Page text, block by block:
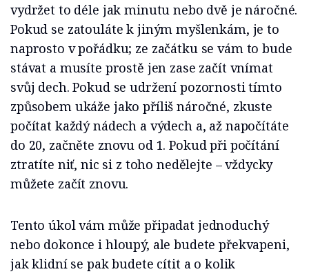
vydržet to déle jak minutu nebo dvě je náročné.
Pokud se zatouláte k jiným myšlenkám, je to
naprosto v pořádku; ze začátku se vám to bude
stávat a musíte prostě jen zase začít vnímat
svůj dech. Pokud se udržení pozornosti tímto
způsobem ukáže jako příliš náročné, zkuste
počítat každý nádech a výdech a, až napočítáte
do 20, začněte znovu od 1. Pokud při počítání
ztratíte niť, nic si z toho nedělejte – vždycky
můžete začít znovu.
Tento úkol vám může připadat jednoduchý
nebo dokonce i hloupý, ale budete překvapeni,
jak klidní se pak budete cítit a o kolik